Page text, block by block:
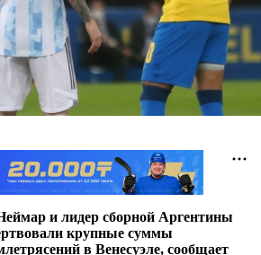
и лидер сборной Аргентины
крупные суммы
в Венесуэле, сообщает